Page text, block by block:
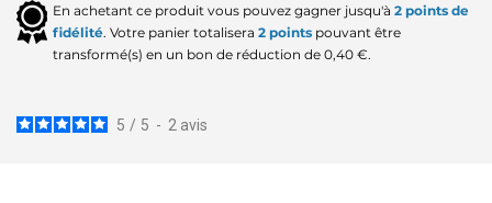
En achetant ce produit vous pouvez gagner jusqu'à 2 points de
fidélité. Votre panier totalisera 2 points pouvant être
transformé(s) en un bon de réduction de 0,40 €.
5 / 5 - 2 avis